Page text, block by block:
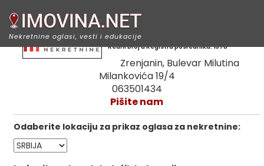
Merkato nekretnine
Redni broj u Registru posrednika: 1378
Zrenjanin, Bulevar Milutina
Milankovića 19/4
063501434
Pišite nam
Odaberite lokaciju za prikaz oglasa za nekretnine:
Nekretnine oglasi, vesti i edukacije